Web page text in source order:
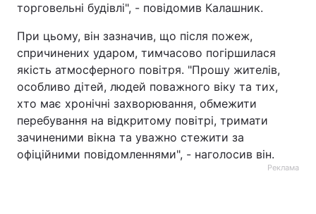
торговельні будівлі", - повідомив Калашник.
При цьому, він зазначив, що після пожеж,
спричинених ударом, тимчасово погіршилася
якість атмосферного повітря. "Прошу жителів,
особливо дітей, людей поважного віку та тих,
хто має хронічні захворювання, обмежити
перебування на відкритому повітрі, тримати
зачиненими вікна та уважно стежити за
офіційними повідомленнями", - наголосив він.
Реклама